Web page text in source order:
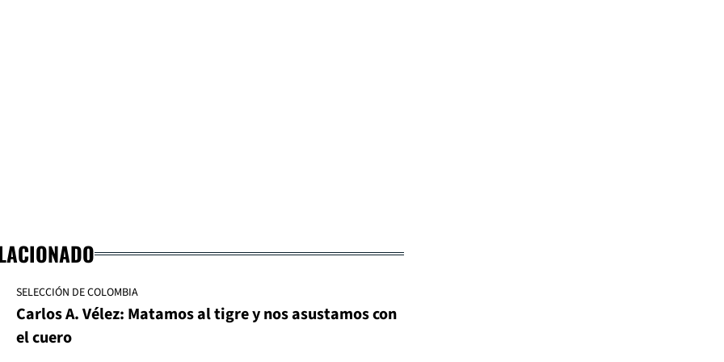
SELECCIÓN DE COLOMBIA
Carlos A. Vélez: Matamos al tigre y nos asustamos con
el cuero